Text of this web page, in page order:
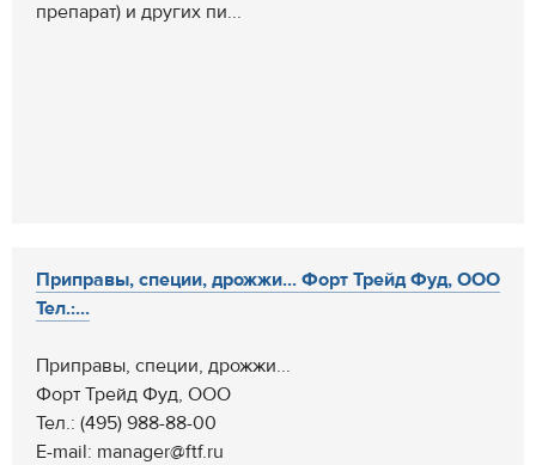
препарат) и других пи...
Приправы, специи, дрожжи... Форт Трейд Фуд, ООО
Тел.:...
Приправы, специи, дрожжи...
Форт Трейд Фуд, ООО
Тел.: (495) 988-88-00
E-mail: manager@ftf.ru